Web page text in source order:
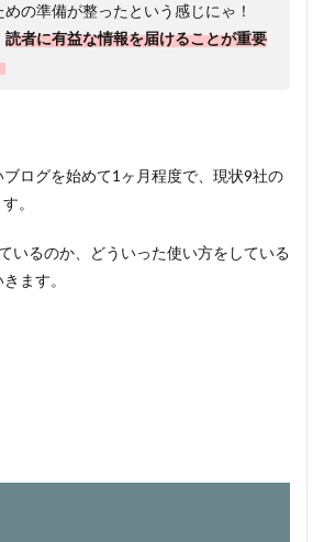
めの準備が整ったという感じにゃ！
読者に有益な情報を届けることが重要
ログを始めて1ヶ月程度で、現状9社の
。
いるのか、どういった使い方をしている
ます。